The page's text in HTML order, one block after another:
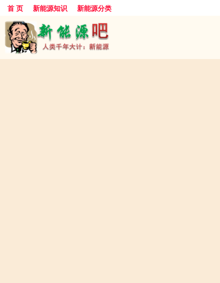
首 页 新能源知识 新能源分类